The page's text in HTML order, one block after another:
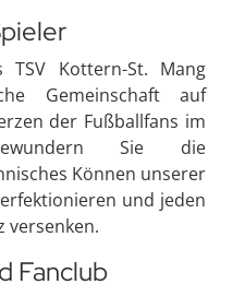
Kottern-St. Mang
Gemeinschaft auf
der Fußballfans im
Sie die
Können unserer
und jeden
versenken.
Fanclub